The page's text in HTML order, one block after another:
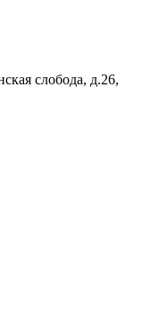
слобода, д.26,